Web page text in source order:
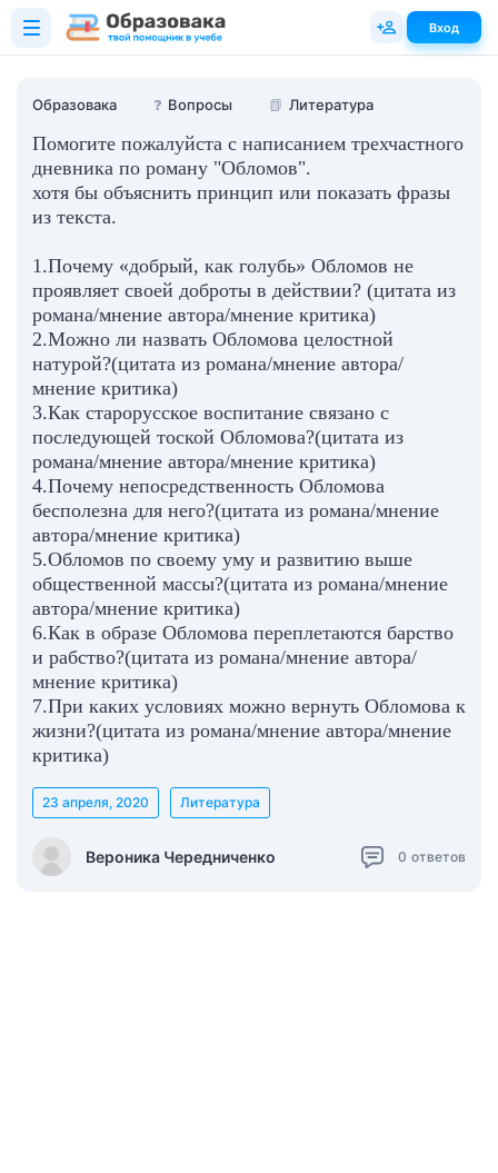
Образовака ❓ Вопросы 📗 Литература
Помогите пожалуйста с написанием трехчастного
дневника по роману "Обломов".
хотя бы объяснить принцип или показать фразы
из текста.
1.Почему «добрый, как голубь» Обломов не
проявляет своей доброты в действии? (цитата из
романа/мнение автора/мнение критика)
2.Можно ли назвать Обломова целостной
натурой?(цитата из романа/мнение автора/
мнение критика)
3.Как старорусское воспитание связано с
последующей тоской Обломова?(цитата из
романа/мнение автора/мнение критика)
4.Почему непосредственность Обломова
бесполезна для него?(цитата из романа/мнение
автора/мнение критика)
5.Обломов по своему уму и развитию выше
общественной массы?(цитата из романа/мнение
автора/мнение критика)
6.Как в образе Обломова переплетаются барство
и рабство?(цитата из романа/мнение автора/
мнение критика)
7.При каких условиях можно вернуть Обломова к
жизни?(цитата из романа/мнение автора/мнение
критика)
Вероника Чередниченко
23 апреля, 2020 Литература
0 ответов
Вход